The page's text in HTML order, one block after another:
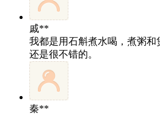
戚**
我都是用石斛煮水喝，煮粥
还是很不错的。
秦**